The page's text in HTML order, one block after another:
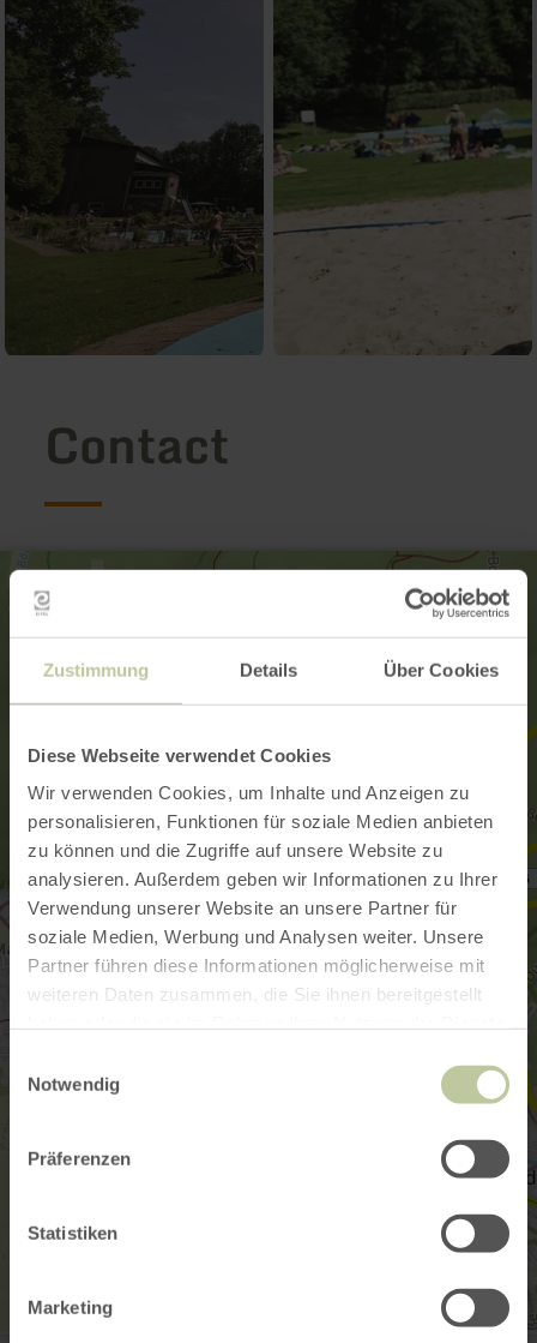
Zustimmung Details Über Cookies
Diese Webseite verwendet Cookies
Wir verwenden Cookies, um Inhalte und Anzeigen zu
personalisieren, Funktionen für soziale Medien anbieten
zu können und die Zugriffe auf unsere Website zu
analysieren. Außerdem geben wir Informationen zu Ihrer
Verwendung unserer Website an unsere Partner für
soziale Medien, Werbung und Analysen weiter. Unsere
Partner führen diese Informationen möglicherweise mit
weiteren Daten zusammen, die Sie ihnen bereitgestellt
Notwendig
Präferenzen
Statistiken
Marketing
Contact